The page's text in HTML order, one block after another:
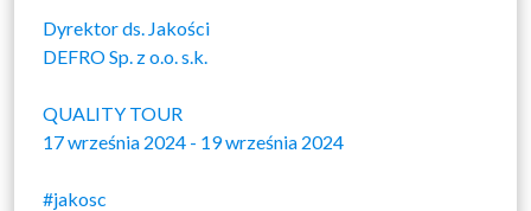
Dyrektor ds. Jakości
DEFRO Sp. z o.o. s.k.
QUALITY TOUR
17 września 2024 - 19 września 2024
#jakosc